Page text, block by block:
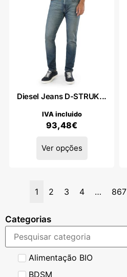
Categorias
Alimentação BIO
BDSM
Diesel Jeans D-STRUK...
93,48€
IVA incluido
Ver opções
1 2 3 4 … 867